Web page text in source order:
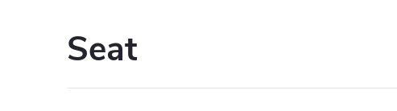
Seat